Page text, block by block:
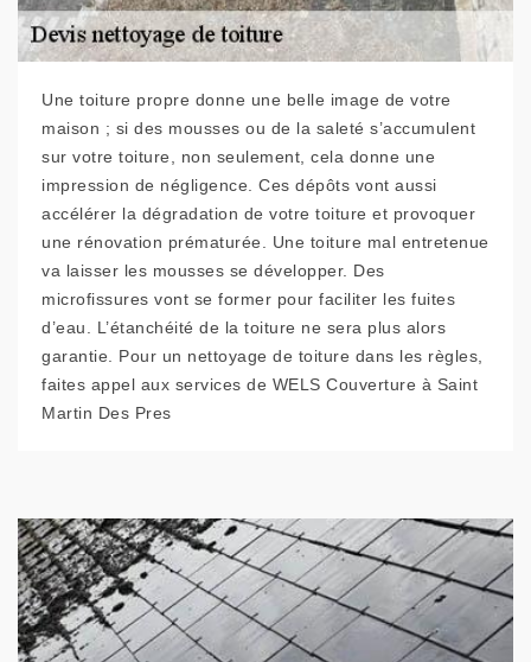
Une toiture propre donne une belle image de votre
maison ; si des mousses ou de la saleté s’accumulent
sur votre toiture, non seulement, cela donne une
impression de négligence. Ces dépôts vont aussi
accélérer la dégradation de votre toiture et provoquer
une rénovation prématurée. Une toiture mal entretenue
va laisser les mousses se développer. Des
microfissures vont se former pour faciliter les fuites
d’eau. L’étanchéité de la toiture ne sera plus alors
garantie. Pour un nettoyage de toiture dans les règles,
faites appel aux services de WELS Couverture à Saint
Martin Des Pres